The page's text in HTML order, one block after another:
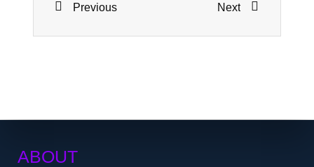
Previous Next
ABOUT